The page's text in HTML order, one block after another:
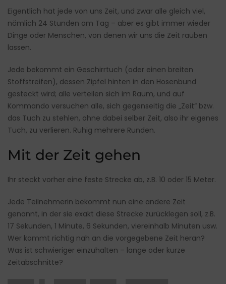
Eigentlich hat jede von uns Zeit, und zwar alle gleich viel,
nämlich 24 Stunden am Tag – aber es gibt immer wieder
Dinge oder Menschen, von denen wir uns die Zeit rauben
lassen.
Jede bekommt ein Geschirrtuch (oder einen breiten
Stoffstreifen), dessen Zipfel hinten in den Hosenbund
gesteckt wird; alle verteilen sich im Raum, und auf
Kommando versuchen alle, sich gegenseitig die „Zeit“ bzw.
das Tuch zu stehlen, ohne dabei selber Zeit, also ihr eigenes
Tuch, zu verlieren. Ruhig mehrere Runden.
Mit der Zeit gehen
Ihr steckt vorher eine feste Strecke ab, z.B. 10 oder 15 Meter.
Jede Teilnehmerin bekommt nun eine andere Zeit
genannt, in der sie exakt diese Strecke zurücklegen soll, z.B.
17 Sekunden, 1 Minute, 6 Sekunden, viereinhalb Minuten usw.
Wer kommt richtig nah an die vorgegebene Zeit heran?
Was ist schwieriger einzuhalten – lange oder kurze
Zeitabschnitte?